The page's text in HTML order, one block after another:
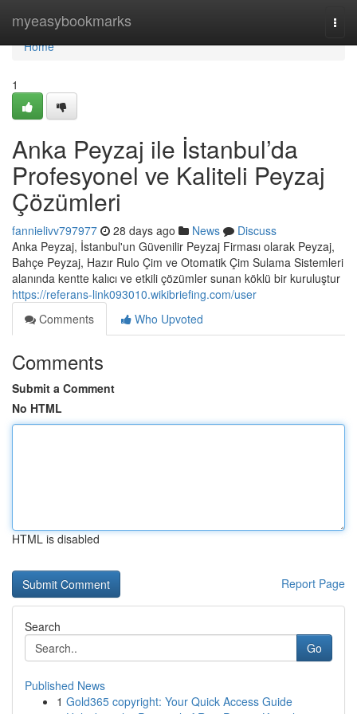
myeasybookmarks
Home
Home
1
Anka Peyzaj ile İstanbul’da
Profesyonel ve Kaliteli Peyzaj
Çözümleri
fannielivv797977 28 days ago News
Discuss
Anka Peyzaj, İstanbul'un Güvenilir Peyzaj Firması olarak Peyzaj,
Bahçe Peyzaj, Hazır Rulo Çim ve Otomatik Çim Sulama Sistemleri
alanında kentte kalıcı ve etkili çözümler sunan köklü bir kuruluştur
https://referans-link093010.wikibriefing.com/user
Comments
Who Upvoted
Comments
Submit a Comment
No HTML
HTML is disabled
Report Page
Search
Go
Published News
1 Gold365 copyright: Your Quick Access Guide